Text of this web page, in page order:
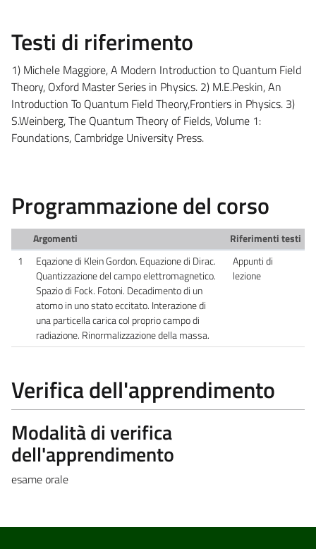
Testi di riferimento
1) Michele Maggiore, A Modern Introduction to Quantum Field
Theory, Oxford Master Series in Physics. 2) M.E.Peskin, An
Introduction To Quantum Field Theory,Frontiers in Physics. 3)
S.Weinberg, The Quantum Theory of Fields, Volume 1:
Foundations, Cambridge University Press.
Programmazione del corso
Argomenti
Riferimenti testi
1
Eqazione di Klein Gordon. Equazione di Dirac.
Quantizzazione del campo elettromagnetico.
Spazio di Fock. Fotoni. Decadimento di un
atomo in uno stato eccitato. Interazione di
una particella carica col proprio campo di
radiazione. Rinormalizzazione della massa.
Appunti di
lezione
Verifica dell'apprendimento
Modalità di verifica
dell'apprendimento
esame orale